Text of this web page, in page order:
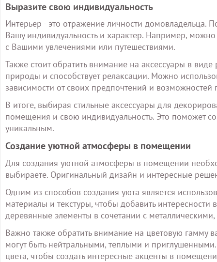
Выразите свою индивидуальность
Интерьер - это отражение личности домовладельца.
Вашу индивидуальность и характер. Например,
с Вашими увлечениями или путешествиями.
Также стоит обратить внимание на аксессуары в
природы и способствует релаксации. Можно
зависимости от своих предпочтений и возможностей
В итоге, выбирая стильные аксессуары для
помещения и свою индивидуальность. Это поможет
уникальным.
Создание уютной атмосферы в помещении
Для создания уютной атмосферы в помещении
выбираете. Оригинальный дизайн и интересные
Одним из способов создания уюта является
материалы и текстуры, чтобы добавить
деревянные элементы в сочетании с
Важно также обратить внимание на цветовую гамму
могут быть нейтральными, теплыми и
цвета, чтобы создать интересные акценты в